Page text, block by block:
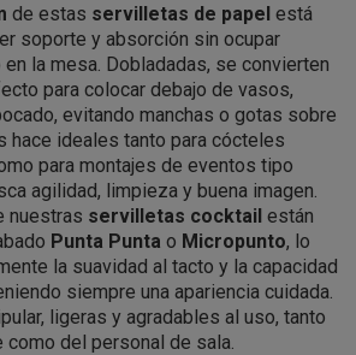
de estas servilletas de papel está
soporte y absorción sin ocupar
la mesa. Dobladadas, se convierten
para colocar debajo de vasos,
evitando manchas o gotas sobre
hace ideales tanto para cócteles
para montajes de eventos tipo
agilidad, limpieza y buena imagen.
nuestras servilletas cocktail están
Punta Punta o Micropunto, lo
la suavidad al tacto y la capacidad
siempre una apariencia cuidada.
ligeras y agradables al uso, tanto
del personal de sala.